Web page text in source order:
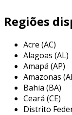
um de seus
excelente
refratária é
equipamentos
de calor é
economia de
desempenho
Regiões
Acre (AC)
Alagoas (AL)
Amapá (AP)
Amazonas
Bahia (BA)
Ceará (CE)
Distrito